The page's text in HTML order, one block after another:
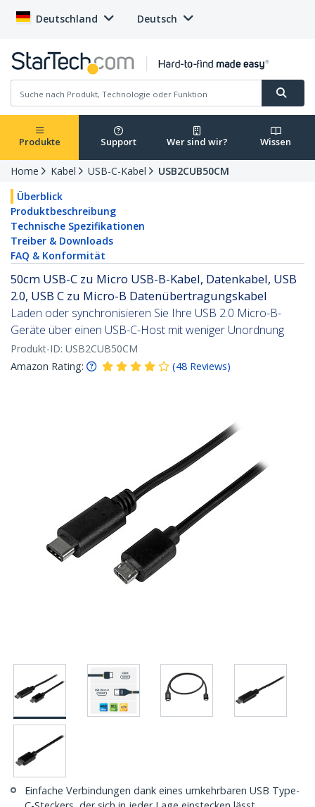
Deutschland Deutsch
Produkte Support Wer sind wir? Wissen
Home Kabel USB-C-Kabel
USB2CUB50CM
Überblick
Produktbeschreibung
Technische Spezifikationen
Treiber & Downloads
FAQ & Konformität
50cm USB-C zu Micro USB-B-Kabel, Datenkabel, USB
2.0, USB C zu Micro-B Datenübertragungskabel
Laden oder synchronisieren Sie Ihre USB 2.0 Micro-B-
Geräte über einen USB-C-Host mit weniger Unordnung
Produkt-ID: USB2CUB50CM
Amazon Rating:
(48 Reviews)
Einfache Verbindungen dank eines umkehrbaren USB Type-